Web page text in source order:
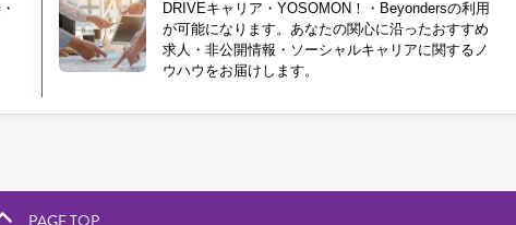
DRIVEキャリア・YOSOMON！・Beyondersの利用
が可能になります。あなたの関心に沿ったおすすめ
求人・非公開情報・ソーシャルキャリアに関するノ
ウハウをお届けします。